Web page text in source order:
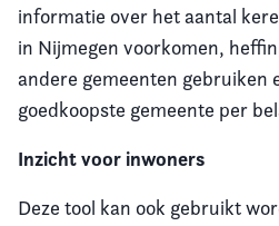
informatie over het aantal
in Nijmegen voorkomen,
andere gemeenten gebruiken
goedkoopste gemeente per
Inzicht voor inwoners
Deze tool kan ook gebruikt